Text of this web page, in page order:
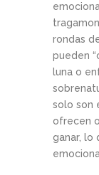
rondas
pueden
luna o
solo son
ofrecen
ganar, lo